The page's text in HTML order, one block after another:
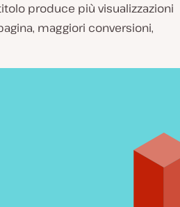
produce più visualizzazioni
maggiori conversioni,